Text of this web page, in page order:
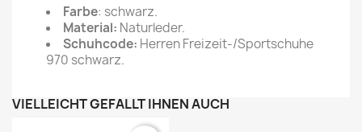
Farbe: schwarz.
Material: Naturleder.
Schuhcode: Herren Freizeit-/Sportschuhe
970 schwarz.
VIELLEICHT GEFÄLLT IHNEN AUCH